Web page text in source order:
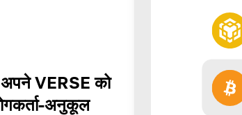
अपने VERSE को
अनुकूल